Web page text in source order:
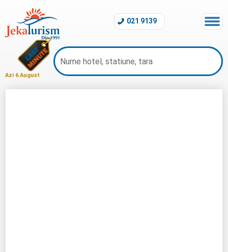
Azi 6 August
021 9139